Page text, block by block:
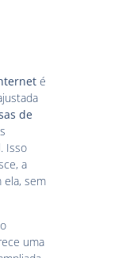
é
de
Isso
a
ela, sem
uma